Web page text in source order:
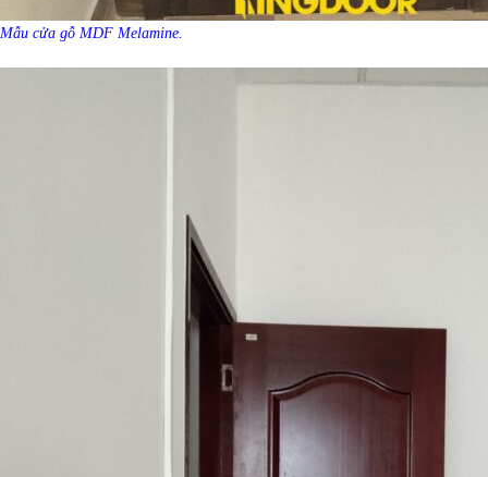
Mẫu cửa gỗ MDF Melamine.